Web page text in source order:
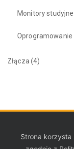
Monitory studyjne
Oprogramowanie
Złącza (4)
Strona korzysta